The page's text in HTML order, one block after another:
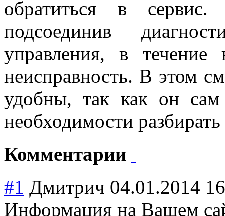
обратиться в сервис.
подсоединив
управления, в
неисправность. В этом
удобны, так как он
необходимости
Комментарии
#1 Дмитрич 04.01.2014
Информация на Вашем